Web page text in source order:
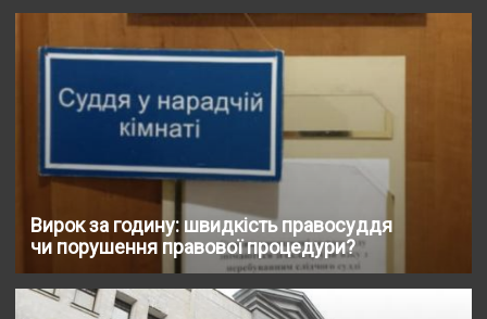
Вирок за годину: швидкість правосуддя
чи порушення правової процедури?